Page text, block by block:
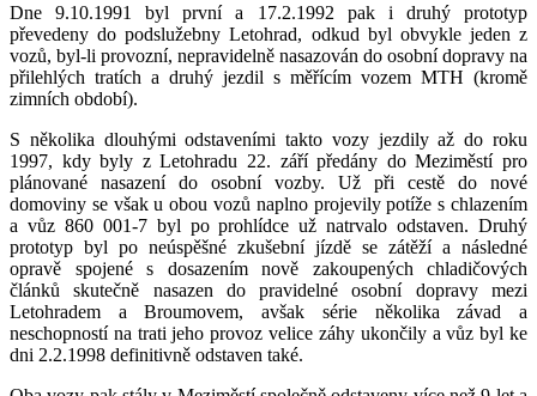
Dne 9.10.1991 byl první a 17.2.1992 pak i druhý prototyp
převedeny do podslužebny Letohrad, odkud byl obvykle jeden z
vozů, byl-li provozní, nepravidelně nasazován do osobní dopravy na
přilehlých tratích a druhý jezdil s měřícím vozem MTH (kromě
zimních období).
S několika dlouhými odstaveními takto vozy jezdily až do roku
1997, kdy byly z Letohradu 22. září předány do Meziměstí pro
plánované nasazení do osobní vozby. Už při cestě do nové
domoviny se však u obou vozů naplno projevily potíže s chlazením
a vůz 860 001-7 byl po prohlídce už natrvalo odstaven. Druhý
prototyp byl po neúspěšné zkušební jízdě se zátěží a následné
opravě spojené s dosazením nově zakoupených chladičových
článků skutečně nasazen do pravidelné osobní dopravy mezi
Letohradem a Broumovem, avšak série několika závad a
neschopností na trati jeho provoz velice záhy ukončily a vůz byl ke
dni 2.2.1998 definitivně odstaven také.